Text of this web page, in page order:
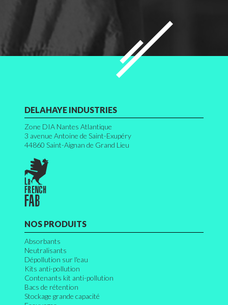
DELAHAYE INDUSTRIES
Zone DIA Nantes Atlantique
3 avenue Antoine de Saint-Exupéry
44860 Saint-Aignan de Grand Lieu
NOS PRODUITS
Absorbants
Neutralisants
Dépollution sur l'eau
Kits anti-pollution
Contenants kit anti-pollution
Bacs de rétention
Stockage grande capacité